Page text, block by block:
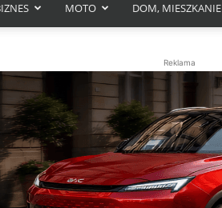
MOTO DOM, MIESZKANIE
Reklama